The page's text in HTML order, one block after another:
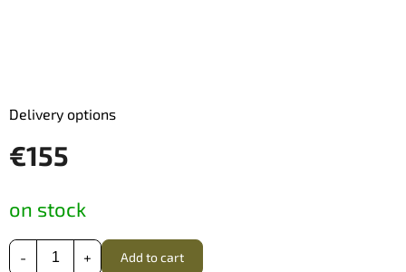
€155
price:
on stock
Delivery options
Add to cart